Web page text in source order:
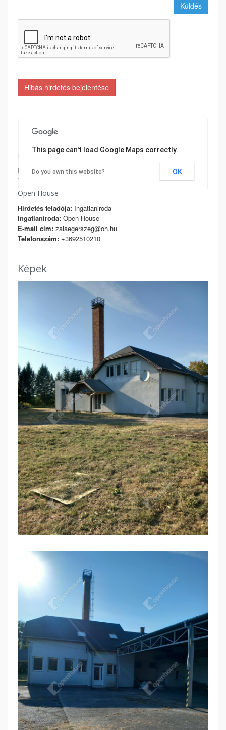
Küldés
Hibás hirdetés bejelentése
Hirdető adatai
Laska Róbert
E-mail cím:robert.laska@oh.hu
Telefonszám:
Open House
Hirdetés feladója: Ingatlaniroda
Ingatlaniroda: Open House
E-mail cím: zalaegerszeg@oh.hu
Telefonszám: +3692510210
Képek
This page can't load Google Maps correctly.
Do you own this website? OK